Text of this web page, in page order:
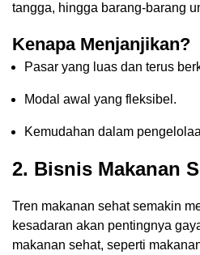
tangga, hingga barang-barang
Kenapa Menjanjikan?
Pasar yang luas dan terus
Modal awal yang fleksibel.
Kemudahan dalam
2. Bisnis Makanan
Tren makanan sehat semakin
kesadaran akan pentingnya
makanan sehat, seperti